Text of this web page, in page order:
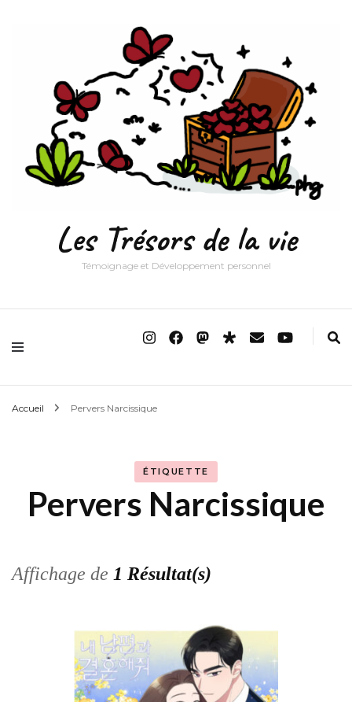
Les Trésors de la vie
Témoignage et Développement personnel
Accueil Pervers Narcissique
ÉTIQUETTE
Pervers Narcissique
Affichage de 1 Résultat(s)